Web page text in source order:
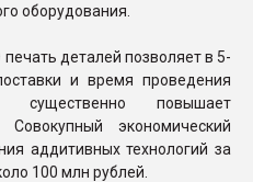
оборудования.
деталей позволяет в 5-
и время проведения
повышает
Совокупный экономический
аддитивных технологий за
100 млн рублей.